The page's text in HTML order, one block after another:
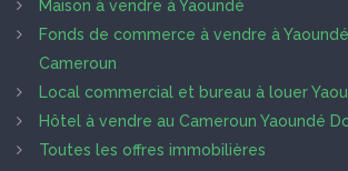
Maison à vendre à Yaoundé
Fonds de commerce à vendre à
Cameroun
Local commercial et bureau à louer
Hôtel à vendre au Cameroun Yaoundé
Toutes les offres immobilières